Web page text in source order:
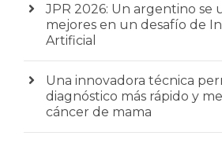
JPR 2026: Un argentino se
mejores en un desafío de
Artificial
Una innovadora técnica
diagnóstico más rápido y
cáncer de mama